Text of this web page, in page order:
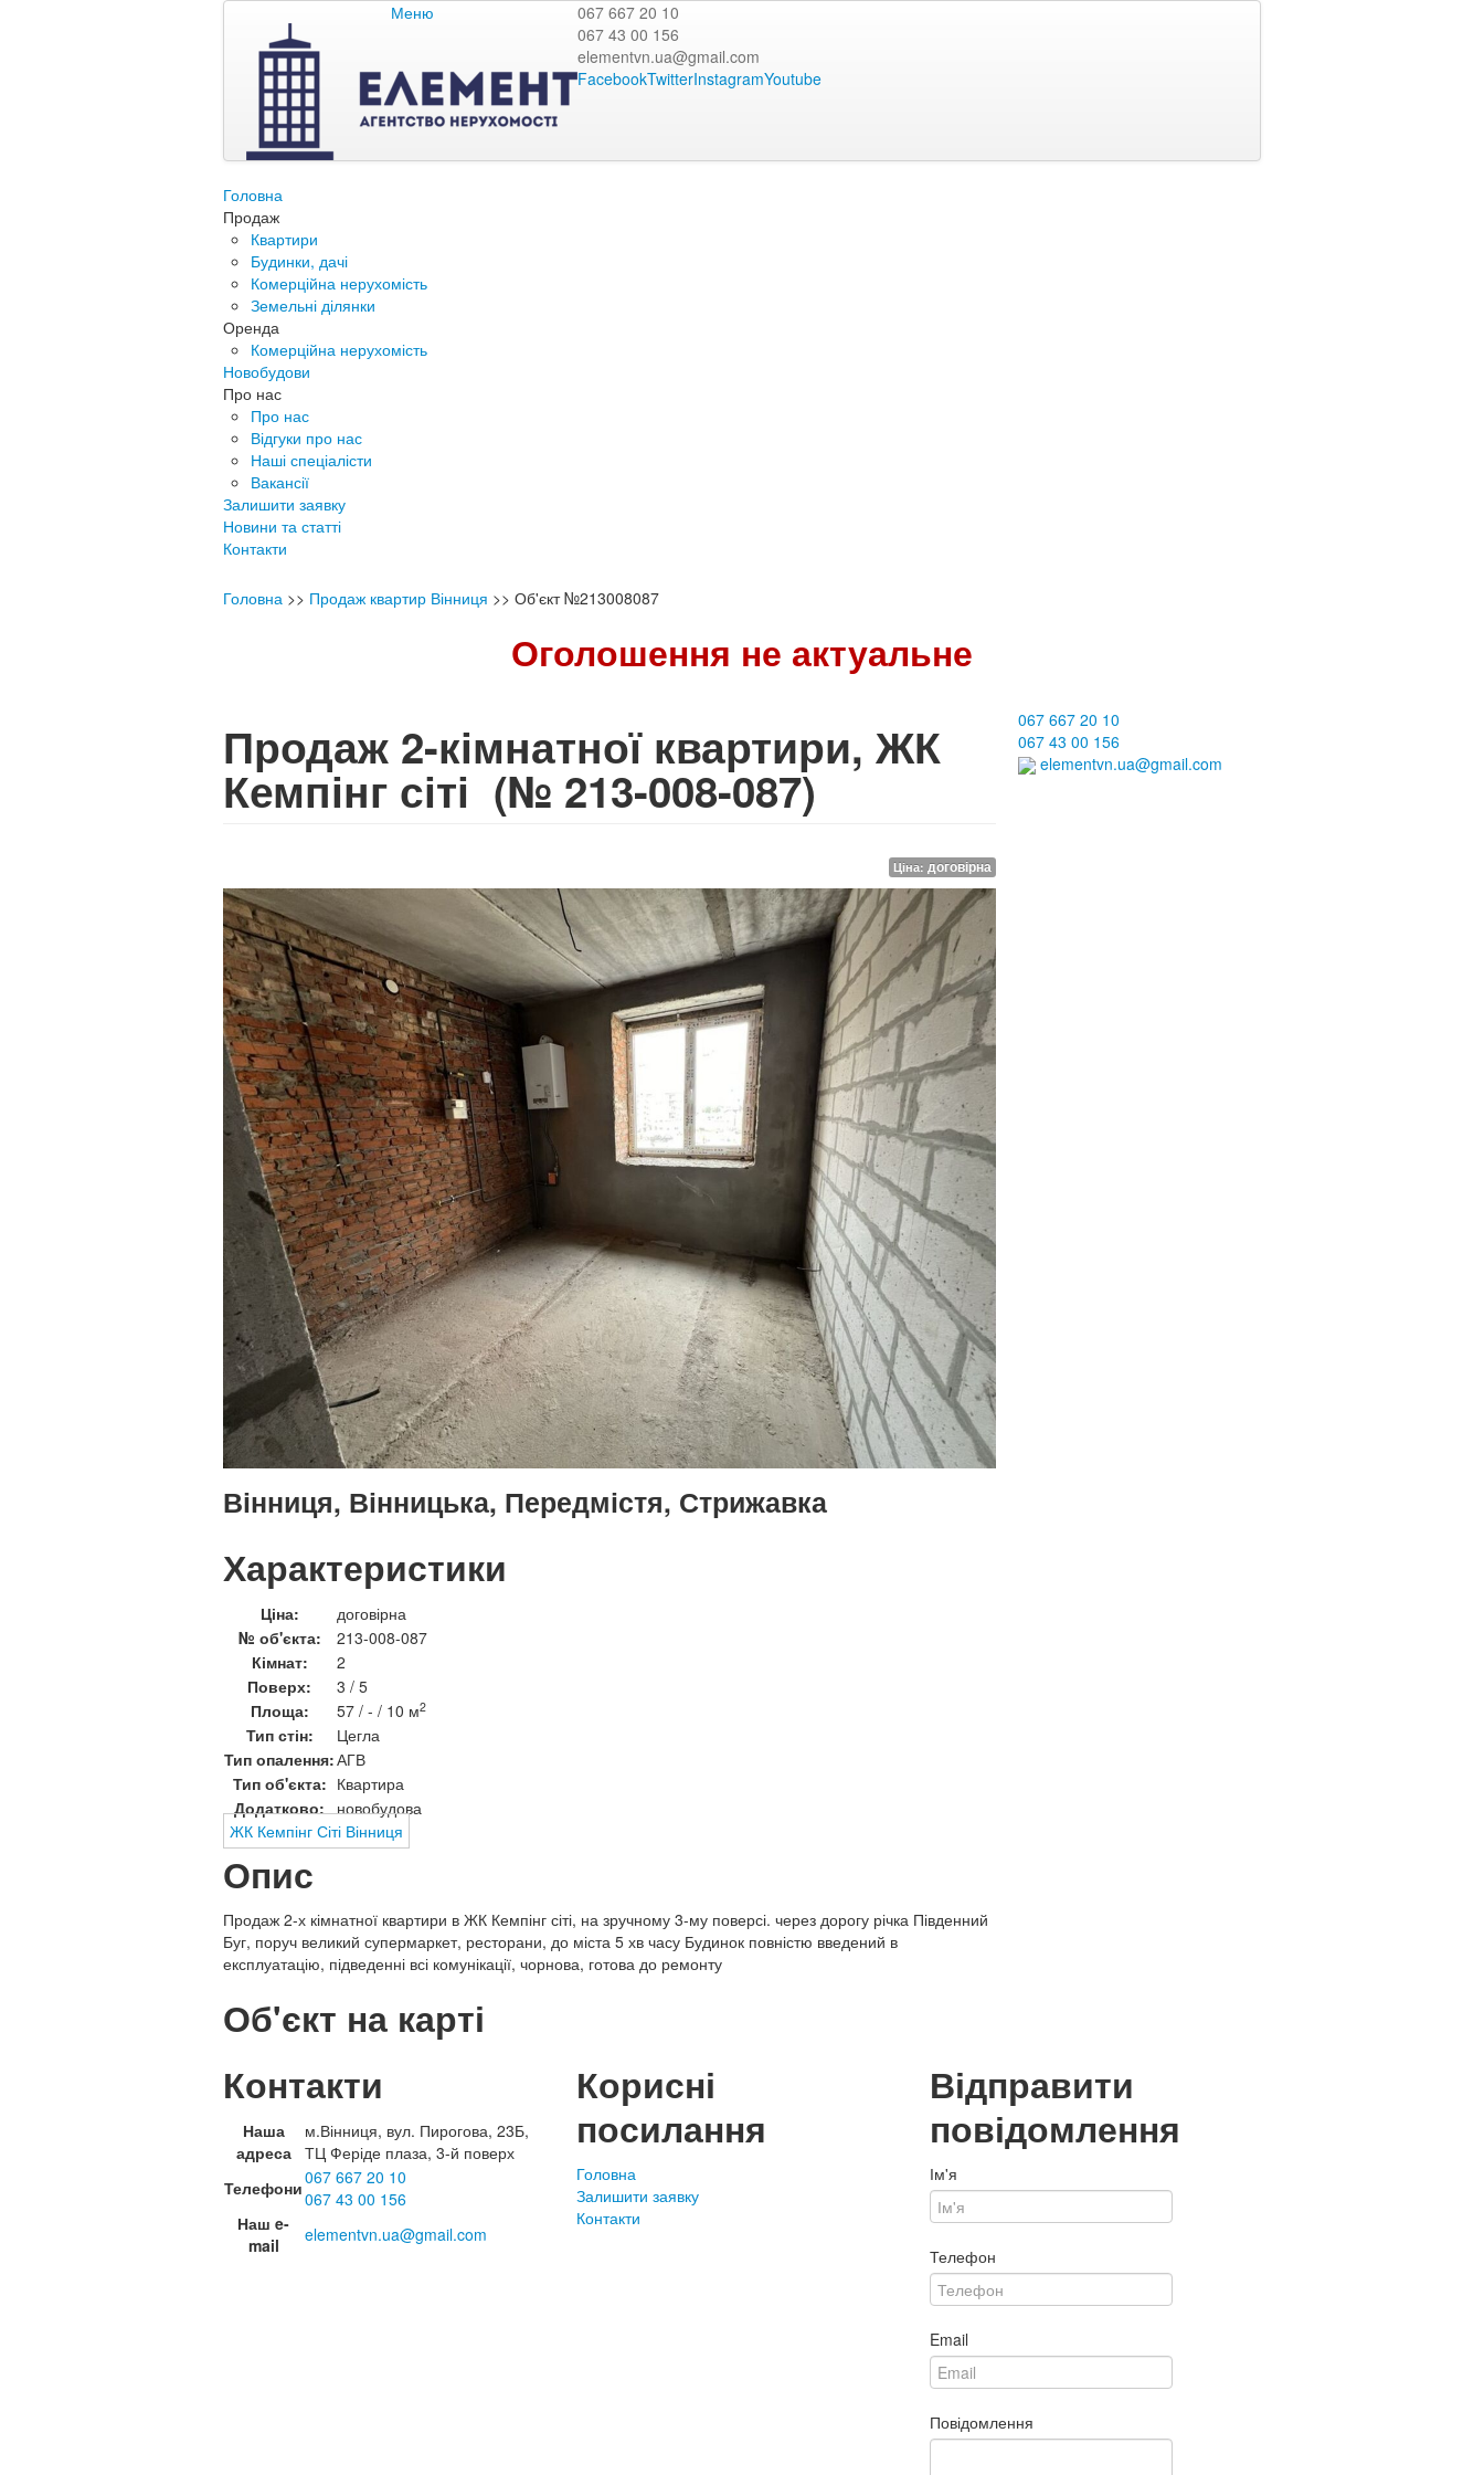
Меню
067 667 20 10
067 43 00 156
elementvn.ua@gmail.com
FacebookTwitterInstagramYoutube
Головна
Продаж
Квартири
Будинки, дачі
Комерційна нерухомість
Земельні ділянки
Оренда
Комерційна нерухомість
Новобудови
Про нас
Про нас
Відгуки про нас
Наші спеціалісти
Вакансії
Залишити заявку
Новини та статті
Контакти
Головна >> Продаж квартир Вінниця >> Об'єкт №213008087
Оголошення не актуальне
Продаж 2-кімнатної квартири, ЖК
Кемпінг сіті (№ 213-008-087)
Ціна: договірна
Вінниця, Вінницька, Передмістя, Стрижавка
Характеристики
Ціна:
договірна
№ об'єкта:
213-008-087
Кімнат:
2
Поверх:
3 / 5
Площа:
57 / - / 10 м2
Тип стін:
Цегла
Тип опалення:АГВ
Тип об'єкта: Квартира
Додатково: новобудова
ЖК Кемпінг Сіті Вінниця
Опис
Продаж 2-х кімнатної квартири в ЖК Кемпінг сіті, на зручному 3-му поверсі. через дорогу річка Південний
Буг, поруч великий супермаркет, ресторани, до міста 5 хв часу Будинок повністю введений в
експлуатацію, підведенні всі комунікації, чорнова, готова до ремонту
Об'єкт на карті
067 667 20 10
067 43 00 156
elementvn.ua@gmail.com
Контакти
Наша
адреса
м.Вінниця, вул. Пирогова, 23Б,
ТЦ Феріде плаза, 3-й поверх
Телефони067 667 20 10
067 43 00 156
Наш e-
mail
elementvn.ua@gmail.com
Корисні
посилання
Головна
Залишити заявку
Контакти
Відправити
повідомлення
Ім'я
Телефон
Email
Повідомлення